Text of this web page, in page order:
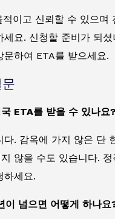
적이고 신뢰할 수 있으며
세요. 신청할 준비가 되
문하여 ETA를 받으세요.
ETA를 받을 수 있나요?
다. 감옥에 가지 않은 단
않을 수도 있습니다. 정
하세요.
이 넘으면 어떻게 하나요